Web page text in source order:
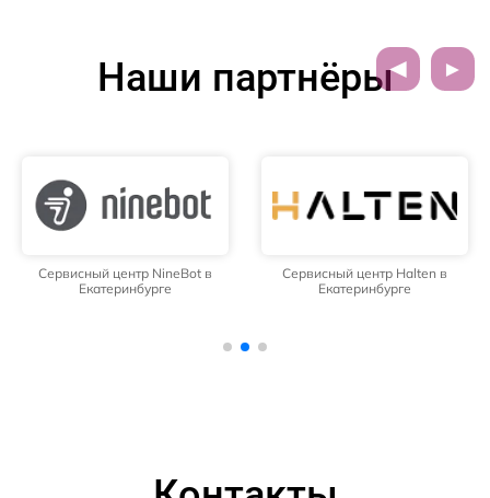
Наши партнёры
Сервисный центр NineBot в
Екатеринбурге
Сервисный центр Halten в
Екатеринбурге